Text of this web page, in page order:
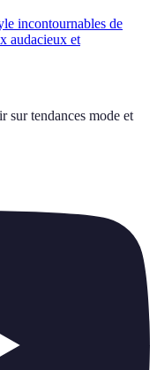
incontournables de
audacieux et
sur tendances mode et